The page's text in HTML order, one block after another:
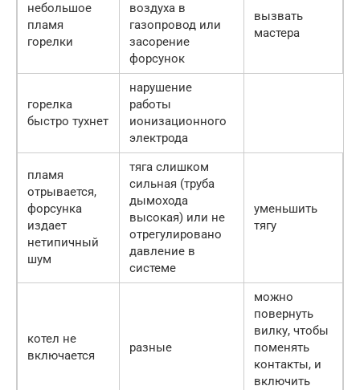
небольшое
пламя
горелки
воздуха в
газопровод или
засорение
форсунок
вызвать
мастера
горелка
быстро тухнет
нарушение
работы
ионизационного
электрода
пламя
отрывается,
форсунка
издает
нетипичный
шум
тяга слишком
сильная (труба
дымохода
высокая) или не
отрегулировано
давление в
системе
уменьшить
тягу
котел не
включается
разные
можно
повернуть
вилку, чтобы
поменять
контакты, и
включить